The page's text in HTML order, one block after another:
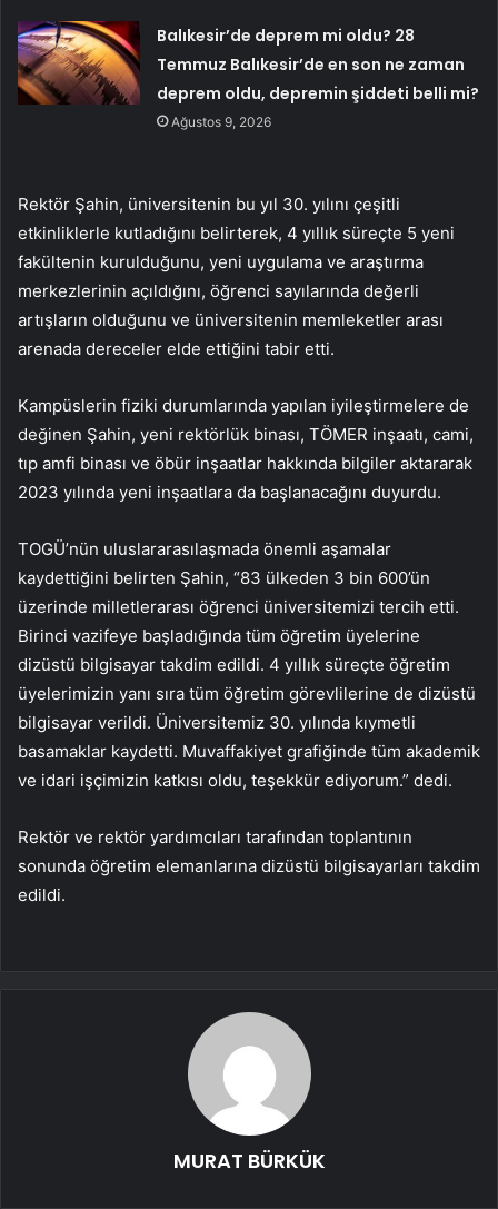
Balıkesir’de deprem mi oldu? 28
Temmuz Balıkesir’de en son ne zaman
deprem oldu, depremin şiddeti belli mi?
Ağustos 9, 2026
Rektör Şahin, üniversitenin bu yıl 30. yılını çeşitli
etkinliklerle kutladığını belirterek, 4 yıllık süreçte 5 yeni
fakültenin kurulduğunu, yeni uygulama ve araştırma
merkezlerinin açıldığını, öğrenci sayılarında değerli
artışların olduğunu ve üniversitenin memleketler arası
arenada dereceler elde ettiğini tabir etti.
Kampüslerin fiziki durumlarında yapılan iyileştirmelere de
değinen Şahin, yeni rektörlük binası, TÖMER inşaatı, cami,
tıp amfi binası ve öbür inşaatlar hakkında bilgiler aktararak
2023 yılında yeni inşaatlara da başlanacağını duyurdu.
TOGÜ’nün uluslararasılaşmada önemli aşamalar
kaydettiğini belirten Şahin, “83 ülkeden 3 bin 600’ün
üzerinde milletlerarası öğrenci üniversitemizi tercih etti.
Birinci vazifeye başladığında tüm öğretim üyelerine
dizüstü bilgisayar takdim edildi. 4 yıllık süreçte öğretim
üyelerimizin yanı sıra tüm öğretim görevlilerine de dizüstü
bilgisayar verildi. Üniversitemiz 30. yılında kıymetli
basamaklar kaydetti. Muvaffakiyet grafiğinde tüm akademik
ve idari işçimizin katkısı oldu, teşekkür ediyorum.” dedi.
Rektör ve rektör yardımcıları tarafından toplantının
sonunda öğretim elemanlarına dizüstü bilgisayarları takdim
edildi.
MURAT BÜRKÜK